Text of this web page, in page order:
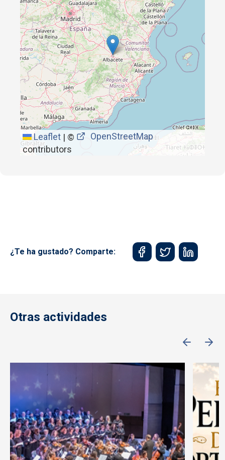
Leaflet | ©
OpenStreetMap
contributors
¿Te ha gustado? Comparte:
Otras actividades